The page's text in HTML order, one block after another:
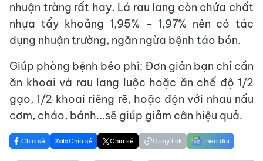
nhuận tràng rất hay. Lá rau lang còn chứa chất
nhựa tẩy khoảng 1,95% – 1,97% nên có tác
dụng nhuận trường, ngăn ngừa bệnh táo bón.
Giúp phòng bệnh béo phì: Đơn giản bạn chỉ cần
ăn khoai và rau lang luộc hoặc ăn chế độ 1/2
gạo, 1/2 khoai riêng rẽ, hoặc độn với nhau nấu
cơm, cháo, bánh...sẽ giúp giảm cân hiệu quả.
Chia sẻ Chia sẻ Chia sẻ Copy link Theo dõi